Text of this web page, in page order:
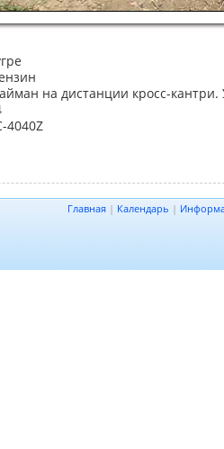
на дистанции кросс-
4040Z
Главная | Календарь |